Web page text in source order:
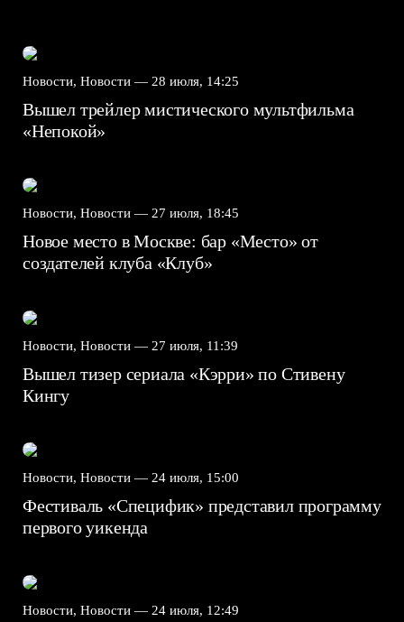
Новости, Новости — 28 июля, 14:25
Вышел трейлер мистического мультфильма
«Непокой»
Новости, Новости — 27 июля, 18:45
Новое место в Москве: бар «Место» от
создателей клуба «Клуб»
Новости, Новости — 27 июля, 11:39
Вышел тизер сериала «Кэрри» по Стивену
Кингу
Новости, Новости — 24 июля, 15:00
Фестиваль «Специфик» представил программу
первого уикенда
Новости, Новости — 24 июля, 12:49